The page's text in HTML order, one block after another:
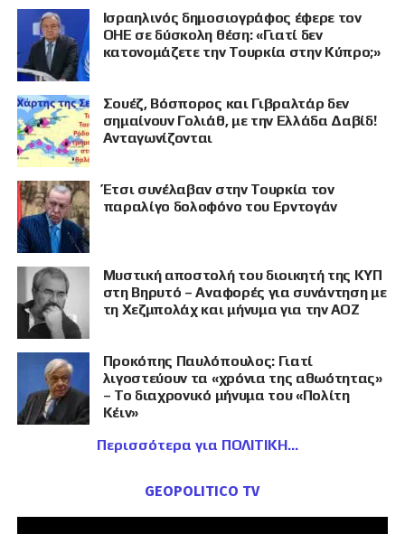
Ισραηλινός δημοσιογράφος έφερε τον
ΟΗΕ σε δύσκολη θέση: «Γιατί δεν
κατονομάζετε την Τουρκία στην Κύπρο;»
Σουέζ, Βόσπορος και Γιβραλτάρ δεν
σημαίνουν Γολιάθ, με την Ελλάδα Δαβίδ!
Ανταγωνίζονται
Έτσι συνέλαβαν στην Τουρκία τον
παραλίγο δολοφόνο του Ερντογάν
Μυστική αποστολή του διοικητή της ΚΥΠ
στη Βηρυτό – Αναφορές για συνάντηση με
τη Χεζμπολάχ και μήνυμα για την ΑΟΖ
Προκόπης Παυλόπουλος: Γιατί
λιγοστεύουν τα «χρόνια της αθωότητας»
– Το διαχρονικό μήνυμα του «Πολίτη
Κέιν»
Περισσότερα για ΠΟΛΙΤΙΚΗ
GEOPOLITICO TV